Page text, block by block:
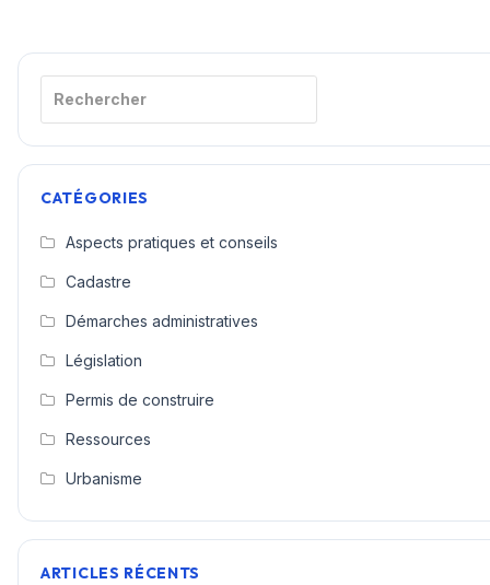
CATÉGORIES
Aspects pratiques et conseils
Cadastre
Démarches administratives
Législation
Permis de construire
Ressources
Urbanisme
ARTICLES RÉCENTS